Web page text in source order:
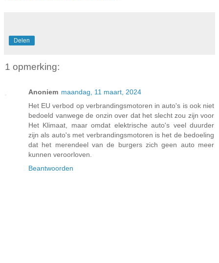
Delen
1 opmerking:
Anoniem maandag, 11 maart, 2024
Het EU verbod op verbrandingsmotoren in auto's is ook niet
bedoeld vanwege de onzin over dat het slecht zou zijn voor
Het Klimaat, maar omdat elektrische auto's veel duurder
zijn als auto's met verbrandingsmotoren is het de bedoeling
dat het merendeel van de burgers zich geen auto meer
kunnen veroorloven.
Beantwoorden